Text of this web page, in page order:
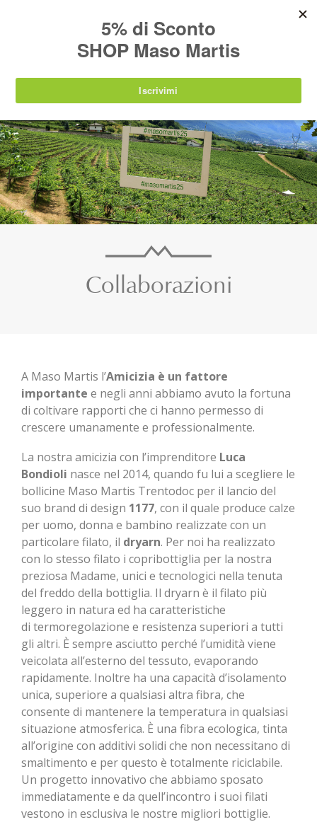
IT EN DE SHOP
Collaborazioni
A Maso Martis l’Amicizia è un fattore
importante e negli anni abbiamo avuto la fortuna
di coltivare rapporti che ci hanno permesso di
crescere umanamente e professionalmente.
La nostra amicizia con l’imprenditore Luca
Bondioli nasce nel 2014, quando fu lui a scegliere le
bollicine Maso Martis Trentodoc per il lancio del
suo brand di design 1177, con il quale produce calze
per uomo, donna e bambino realizzate con un
particolare filato, il dryarn. Per noi ha realizzato
con lo stesso filato i copribottiglia per la nostra
preziosa Madame, unici e tecnologici nella tenuta
del freddo della bottiglia. Il dryarn è il filato più
leggero in natura ed ha caratteristiche
di termoregolazione e resistenza superiori a tutti
gli altri. È sempre asciutto perché l’umidità viene
veicolata all’esterno del tessuto, evaporando
rapidamente. Inoltre ha una capacità d’isolamento
unica, superiore a qualsiasi altra fibra, che
consente di mantenere la temperatura in qualsiasi
situazione atmosferica. È una fibra ecologica, tinta
all’origine con additivi solidi che non necessitano di
smaltimento e per questo è totalmente riciclabile.
Un progetto innovativo che abbiamo sposato
immediatamente e da quell’incontro i suoi filati
vestono in esclusiva le nostre migliori bottiglie.
nuovamente disponibili a partire da
agosto 2026.